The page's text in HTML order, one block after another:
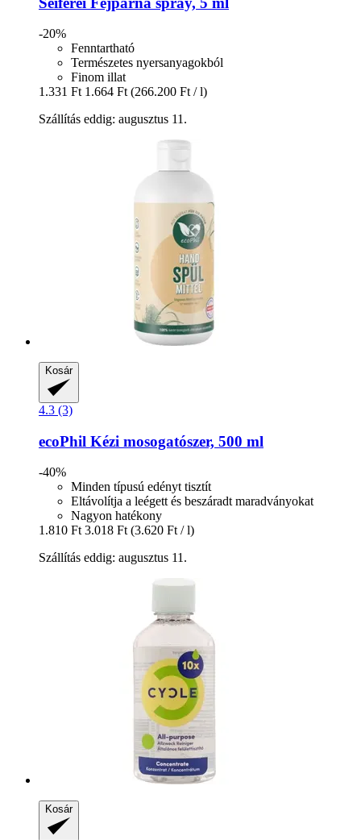
-20%
Fenntartható
Természetes nyersanyagokból
Finom illat
1.331 Ft 1.664 Ft (266.200 Ft / l)
Szállítás eddig: augusztus 11.
Kosár
4.3 (3)
ecoPhil Kézi mosogatószer, 500 ml
-40%
Minden típusú edényt tisztít
Eltávolítja a leégett és beszáradt maradványokat
Nagyon hatékony
1.810 Ft 3.018 Ft (3.620 Ft / l)
Szállítás eddig: augusztus 11.
Kosár